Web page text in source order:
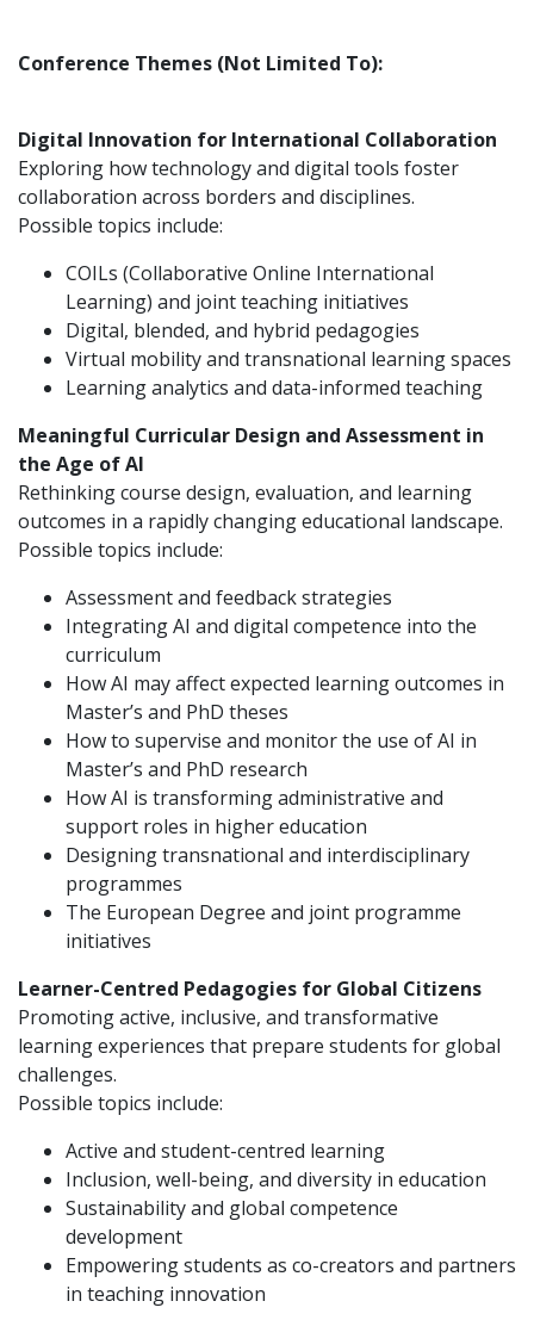
Conference Themes (Not Limited To):
Digital Innovation for International Collaboration
Exploring how technology and digital tools foster
collaboration across borders and disciplines.
Possible topics include:
COILs (Collaborative Online International
Learning) and joint teaching initiatives
Digital, blended, and hybrid pedagogies
Virtual mobility and transnational learning spaces
Learning analytics and data-informed teaching
Meaningful Curricular Design and Assessment in
the Age of AI
Rethinking course design, evaluation, and learning
outcomes in a rapidly changing educational landscape.
Possible topics include:
Assessment and feedback strategies
Integrating AI and digital competence into the
curriculum
How AI may affect expected learning outcomes in
Master’s and PhD theses
How to supervise and monitor the use of AI in
Master’s and PhD research
How AI is transforming administrative and
support roles in higher education
Designing transnational and interdisciplinary
programmes
The European Degree and joint programme
initiatives
Learner-Centred Pedagogies for Global Citizens
Promoting active, inclusive, and transformative
learning experiences that prepare students for global
challenges.
Possible topics include:
Active and student-centred learning
Inclusion, well-being, and diversity in education
Sustainability and global competence
development
Empowering students as co-creators and partners
in teaching innovation